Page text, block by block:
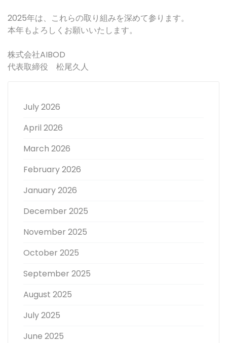
2025年は、これらの取り組みを深めて参ります。
本年もよろしくお願いいたします。
株式会社AIBOD
代表取締役 松尾久人
July 2026
April 2026
March 2026
February 2026
January 2026
December 2025
November 2025
October 2025
September 2025
August 2025
July 2025
June 2025